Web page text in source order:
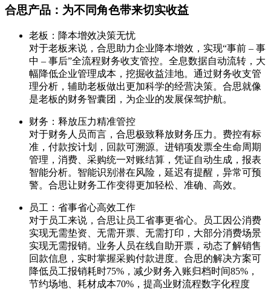
合思产品：为不同角色带来切实收益
老板：降本增效决策无忧
对于老板来说，合思助力企业降本增效，实现“事前 – 事
中 – 事后”全流程财务收支管控。全息数据自动流转，大
幅降低企业管理成本，挖掘收益洼地。通过财务收支管
理分析，辅助老板做出更加科学的经营决策。合思就像
是老板的财务智囊团，为企业的发展保驾护航。
财务：释放压力精准管控
对于财务人员而言，合思极致释放财务压力。费控有标
准，付款按计划，回款可溯源。进销项发票全生命周期
管理，消费、采购统一对账结算，凭证自动生成，报表
智能分析。智能识别潜在风险，延迟有提醒，异常可预
警。合思让财务工作变得更加轻松、准确、高效。
员工：省事省心高效工作
对于员工来说，合思让员工省事更省心。员工因公消费
实现无需垫资、无需开票、无需打印，大部分消费场景
实现无需报销。业务人员在线自助开票，动态了解销售
回款信息，实时掌握采购付款进度。合思的解决方案可
降低员工报销耗时75%，减少财务入账归档时间85%，
节约场地、耗材成本70%，提高业财流程数字化程度